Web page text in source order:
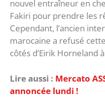
nouvel entraîneur en
Fakiri pour prendre les
Cependant, l’ancien
marocaine a refusé
côtés d’Eirik Horneland à
Lire aussi : Mercato
annoncée lundi !